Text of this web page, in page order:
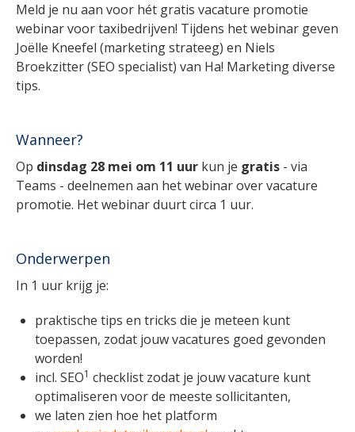
Meld je nu aan voor hét gratis vacature promotie
webinar voor taxibedrijven! Tijdens het webinar geven
Joëlle Kneefel (marketing strateeg) en Niels
Broekzitter (SEO specialist) van Ha! Marketing diverse
tips.
Wanneer?
Op dinsdag 28 mei om 11 uur kun je gratis - via
Teams - deelnemen aan het webinar over vacature
promotie. Het webinar duurt circa 1 uur.
Onderwerpen
In 1 uur krijg je:
praktische tips en tricks die je meteen kunt
toepassen, zodat jouw vacatures goed gevonden
worden!
incl. SEO1 checklist zodat je jouw vacature kunt
optimaliseren voor de meeste sollicitanten,
we laten zien hoe het platform